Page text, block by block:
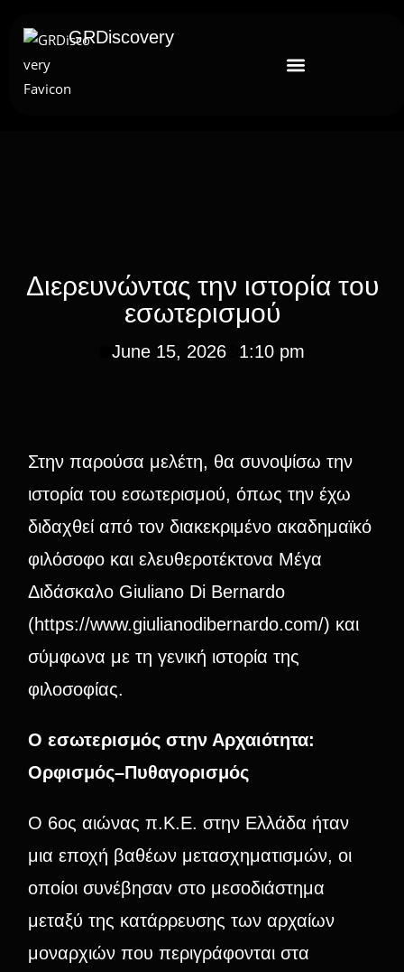
GRDiscovery
Διερευνώντας την ιστορία του
εσωτερισμού
June 15, 2026 1:10 pm
Στην παρούσα μελέτη, θα συνοψίσω την
ιστορία του εσωτερισμού, όπως την έχω
διδαχθεί από τον διακεκριμένο ακαδημαϊκό
φιλόσοφο και ελευθεροτέκτονα Μέγα
Διδάσκαλο Giuliano Di Bernardo
(https://www.giulianodibernardo.com/) και
σύμφωνα με τη γενική ιστορία της
φιλοσοφίας.
Ο εσωτερισμός στην Αρχαιότητα:
Ορφισμός–Πυθαγορισμός
Ο 6ος αιώνας π.Κ.Ε. στην Ελλάδα ήταν
μια εποχή βαθέων μετασχηματισμών, οι
οποίοι συνέβησαν στο μεσοδιάστημα
μεταξύ της κατάρρευσης των αρχαίων
μοναρχιών που περιγράφονται στα